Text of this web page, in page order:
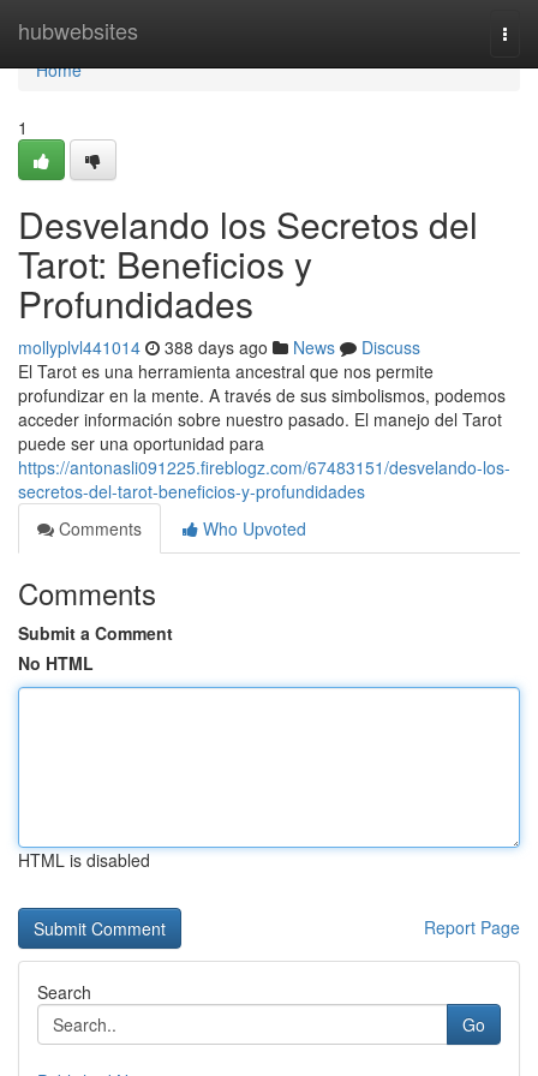
hubwebsites
Home
Home
1
Desvelando los Secretos del
Tarot: Beneficios y
Profundidades
mollyplvl441014 388 days ago News
Discuss
El Tarot es una herramienta ancestral que nos permite
profundizar en la mente. A través de sus simbolismos, podemos
acceder información sobre nuestro pasado. El manejo del Tarot
puede ser una oportunidad para
https://antonasli091225.fireblogz.com/67483151/desvelando-los-
secretos-del-tarot-beneficios-y-profundidades
Comments
Who Upvoted
Comments
Submit a Comment
No HTML
HTML is disabled
Report Page
Search
Go